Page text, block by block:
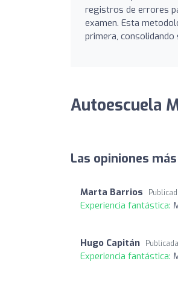
registros de errores
examen. Esta
primera, consolidando
Autoescuela
Las opiniones
Marta Barrios
Experiencia fantástica:
Hugo Capitán
Experiencia fantástica: